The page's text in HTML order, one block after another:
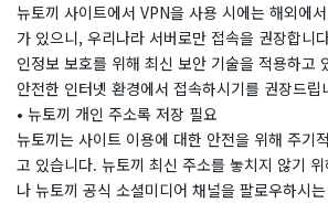
뉴토끼 사이트에서 VPN을 사용 시에는 해외에
가 있으니, 우리나라 서버로만 접속을 권장합니
인정보 보호를 위해 최신 보안 기술을 적용하고
안전한 인터넷 환경에서 접속하시기를 권장드립
• 뉴토끼 개인 주소록 저장 필요
뉴토끼는 사이트 이용에 대한 안전을 위해 주기
고 있습니다. 뉴토끼 최신 주소를 놓치지 않기
나 뉴토끼 공식 소셜미디어 채널을 팔로우하시